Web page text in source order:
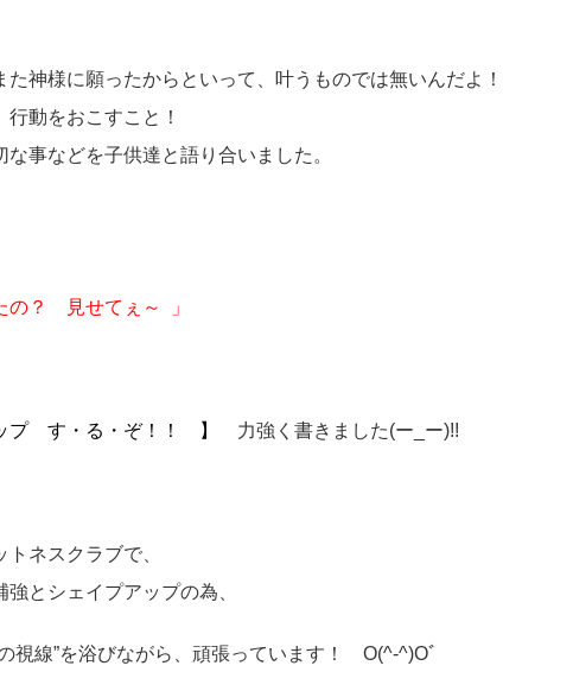
神様に願ったからといって、叶うものでは無いんだよ！
動をおこすこと！
な事などを子供達と語り合いました。
の？ 見せてぇ～ 」
プ す・る・ぞ！！ 】 力強く書きました(ー_ー)!!
ネスクラブで、
とシェイプアップの為、
視線”を浴びながら、頑張っています！ O(^-^)Oﾞ